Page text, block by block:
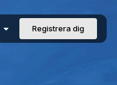
Registrera dig